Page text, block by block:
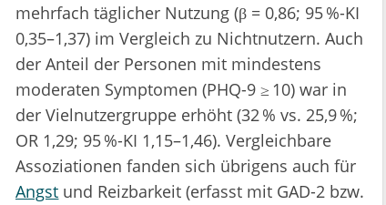
mehrfach täglicher Nutzung (β = 0,86; 95 %-KI
0,35–1,37) im Vergleich zu Nichtnutzern. Auch
der Anteil der Personen mit mindestens
moderaten Symptomen (PHQ-9 ≥ 10) war in
der Vielnutzergruppe erhöht (32 % vs. 25,9 %;
OR 1,29; 95 %-KI 1,15–1,46). Vergleichbare
Assoziationen fanden sich übrigens auch für
Angst und Reizbarkeit (erfasst mit GAD-2 bzw.